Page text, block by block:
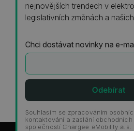
nejnovějších trendech v
legislativních změnách a
Chci dostávat novinky na e-
Souhlasím se zpracováním
kontaktování a zaslání obchodních
společností Chargee eMobility a.s.